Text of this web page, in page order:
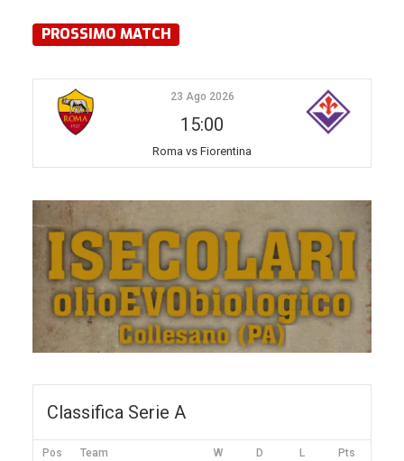
PROSSIMO MATCH
23 Ago 2026
15:00
Roma vs Fiorentina
Classifica Serie A
Pos Team W D L Pts